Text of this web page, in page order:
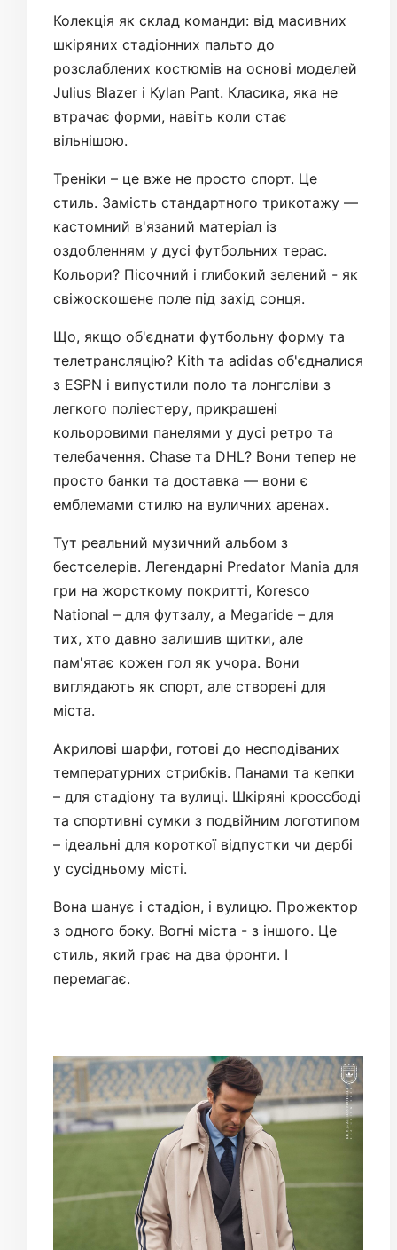
Колекція як склад команди: від масивних
шкіряних стадіонних пальто до
розслаблених костюмів на основі моделей
Julius Blazer і Kylan Pant. Класика, яка не
втрачає форми, навіть коли стає
вільнішою.
Треніки – це вже не просто спорт. Це
стиль. Замість стандартного трикотажу —
кастомний в'язаний матеріал із
оздобленням у дусі футбольних терас.
Кольори? Пісочний і глибокий зелений - як
свіжоскошене поле під захід сонця.
Що, якщо об'єднати футбольну форму та
телетрансляцію? Kith та adidas об'єдналися
з ESPN і випустили поло та лонгсліви з
легкого поліестеру, прикрашені
кольоровими панелями у дусі ретро та
телебачення. Chase та DHL? Вони тепер не
просто банки та доставка — вони є
емблемами стилю на вуличних аренах.
Тут реальний музичний альбом з
бестселерів. Легендарні Predator Mania для
гри на жорсткому покритті, Koresco
National – для футзалу, а Megaride – для
тих, хто давно залишив щитки, але
пам'ятає кожен гол як учора. Вони
виглядають як спорт, але створені для
міста.
Акрилові шарфи, готові до несподіваних
температурних стрибків. Панами та кепки
– для стадіону та вулиці. Шкіряні кроссбоді
та спортивні сумки з подвійним логотипом
– ідеальні для короткої відпустки чи дербі
у сусідньому місті.
Вона шанує і стадіон, і вулицю. Прожектор
з одного боку. Вогні міста - з іншого. Це
стиль, який грає на два фронти. І
перемагає.